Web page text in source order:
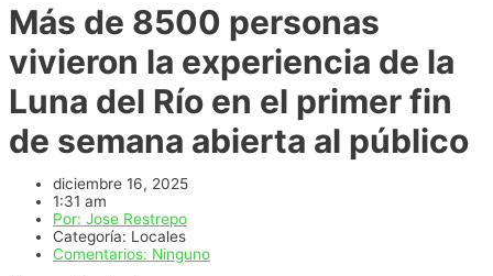
Más de 8500 personas
vivieron la experiencia de la
Luna del Río en el primer fin
de semana abierta al público
diciembre 16, 2025
1:31 am
Por: Jose Restrepo
Categoría: Locales
Comentarios: Ninguno